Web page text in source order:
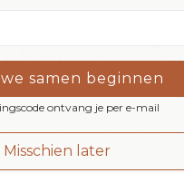
&
vragen over dit artikel?
om het te vragen!
ook andere
samen beginnen
ontvang je per e-mail
Misschien later